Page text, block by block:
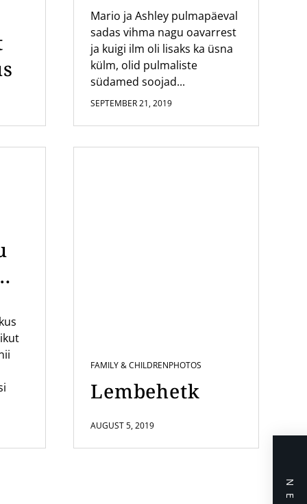
Mario ja Ashley pulmapäeval
sadas vihma nagu oavarrest
ja kuigi ilm oli lisaks ka üsna
külm, olid pulmaliste
südamed soojad...
SEPTEMBER 21, 2019
FAMILY & CHILDRENPHOTOS
Lembehetk
AUGUST 5, 2019